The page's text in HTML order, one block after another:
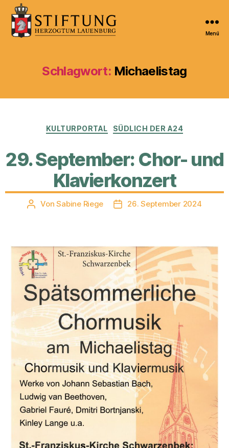
Herzogtum
Menü
Schlagwort: Michaelistag
Kategorien
KULTURPORTAL SÜDLICH DER A24
29. September: Chor- und
Klavierkonzert
Beitragsautor
VonSabine Riege Veröffentlichungsdatum
26. September 2024